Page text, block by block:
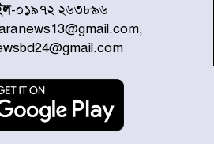
ও সিলেটে সড়ক দুর্ঘটনায় নিহত
দেশজুড়ে ৪৫৮টি সড়ক
দুর্ঘটনায় ৪১৬ জন নিহত হয়েছেন
-০১৯৭২ ২৬৩৮৯৬